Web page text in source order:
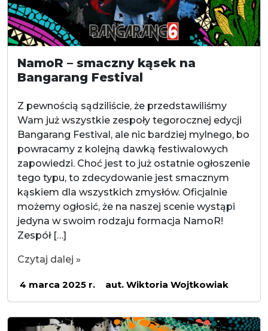
NamoR – smaczny kąsek na
Bangarang Festival
Z pewnością sądziliście, że przedstawiliśmy
Wam już wszystkie zespoły tegorocznej edycji
Bangarang Festival, ale nic bardziej mylnego, bo
powracamy z kolejną dawką festiwalowych
zapowiedzi. Choć jest to już ostatnie ogłoszenie
tego typu, to zdecydowanie jest smacznym
kąskiem dla wszystkich zmysłów. Oficjalnie
możemy ogłosić, że na naszej scenie wystąpi
jedyna w swoim rodzaju formacja NamoR!
Zespół […]
Czytaj dalej »
4 marca 2025 r. aut. Wiktoria Wojtkowiak